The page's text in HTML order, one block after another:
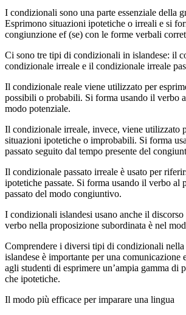
I condizionali sono una parte essenziale della
Esprimono situazioni ipotetiche o irreali e si
congiunzione ef (se) con le forme verbali
Ci sono tre tipi di condizionali in islandese: il
condizionale irreale e il condizionale irreale
Il condizionale reale viene utilizzato per
possibili o probabili. Si forma usando il verbo
modo potenziale.
Il condizionale irreale, invece, viene utilizzato
situazioni ipotetiche o improbabili. Si forma
passato seguito dal tempo presente del
Il condizionale passato irreale è usato per
ipotetiche passate. Si forma usando il verbo al
passato del modo congiuntivo.
I condizionali islandesi usano anche il
verbo nella proposizione subordinata è nel
Comprendere i diversi tipi di condizionali nella
islandese è importante per una comunicazione
agli studenti di esprimere un’ampia gamma di
che ipotetiche.
Il modo più efficace per imparare una lingua